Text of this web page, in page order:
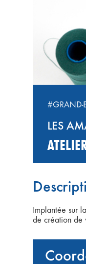
#GRAND-
LES
Implantée sur
de création de